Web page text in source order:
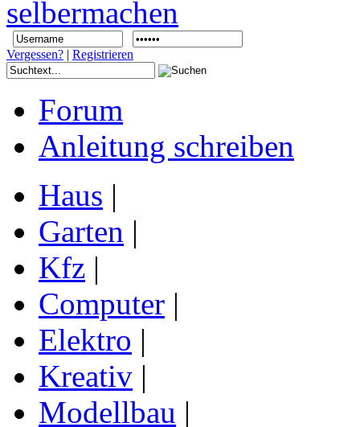
Vergessen? | Registrieren
Forum
Anleitung schreiben
Haus |
Garten |
Kfz |
Computer |
Elektro |
Kreativ |
Modellbau |